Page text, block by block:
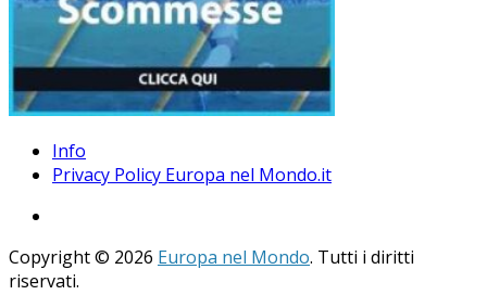
Info
Privacy Policy Europa nel Mondo.it
Copyright © 2026 Europa nel Mondo. Tutti i diritti
riservati.